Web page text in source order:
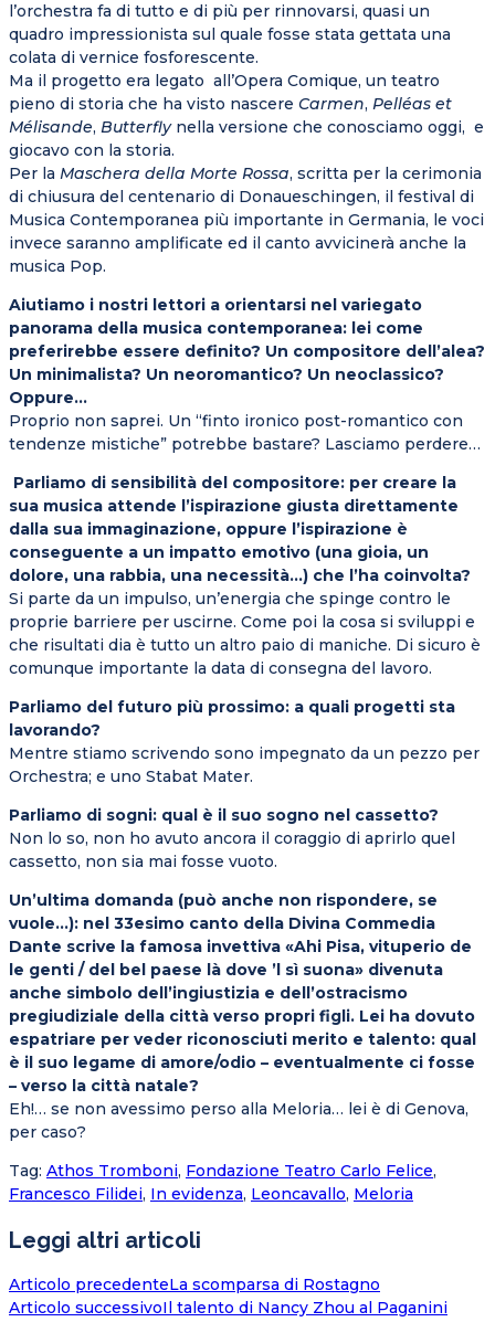
l’orchestra fa di tutto e di più per rinnovarsi, quasi un
quadro impressionista sul quale fosse stata gettata una
colata di vernice fosforescente.
Ma il progetto era legato all’Opera Comique, un teatro
pieno di storia che ha visto nascere Carmen, Pelléas et
Mélisande, Butterflynella versione che conosciamo oggi, e
giocavo con la storia.
Per la Maschera della Morte Rossa, scritta per la cerimonia
di chiusura del centenario di Donaueschingen, il festival di
Musica Contemporanea più importante in Germania, le voci
invece saranno amplificate ed il canto avvicinerà anche la
musica Pop.
Aiutiamo i nostri lettori a orientarsi nel variegato
panorama della musica contemporanea: lei come
preferirebbe essere definito? Un compositore dell’alea?
Un minimalista? Un neoromantico? Un neoclassico?
Oppure…
Proprio non saprei. Un “finto ironico post-romantico con
tendenze mistiche” potrebbe bastare? Lasciamo perdere…
Parliamo di sensibilità del compositore: per creare la
sua musica attende l’ispirazione giusta direttamente
dalla sua immaginazione, oppure l’ispirazione è
conseguente a un impatto emotivo (una gioia, un
dolore, una rabbia, una necessità…) che l’ha coinvolta?
Si parte da un impulso, un’energia che spinge contro le
proprie barriere per uscirne. Come poi la cosa si sviluppi e
che risultati dia è tutto un altro paio di maniche. Di sicuro è
comunque importante la data di consegna del lavoro.
Parliamo del futuro più prossimo: a quali progetti sta
lavorando?
Mentre stiamo scrivendo sono impegnato da un pezzo per
Orchestra; e uno Stabat Mater.
Parliamo di sogni: qual è il suo sogno nel cassetto?
Non lo so, non ho avuto ancora il coraggio di aprirlo quel
cassetto, non sia mai fosse vuoto.
Un’ultima domanda (può anche non rispondere, se
vuole…): nel 33esimo canto della Divina Commedia
Dante scrive la famosa invettiva «Ahi Pisa, vituperio de
le genti / del bel paese là dove ’l sì suona» divenuta
anche simbolo dell’ingiustizia e dell’ostracismo
pregiudiziale della città verso propri figli. Lei ha dovuto
espatriare per veder riconosciuti merito e talento: qual
è il suo legame di amore/odio – eventualmente ci fosse
– verso la città natale?
Eh!… se non avessimo perso alla Meloria… lei è di Genova,
per caso?
Tag: Athos Tromboni, Fondazione Teatro Carlo Felice,
Francesco Filidei, In evidenza, Leoncavallo, Meloria
Leggi altri articoli
Articolo precedenteLa scomparsa di Rostagno
Articolo successivoIl talento di Nancy Zhou al Paganini